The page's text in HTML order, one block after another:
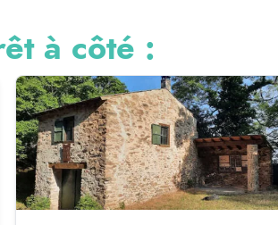
à côté :